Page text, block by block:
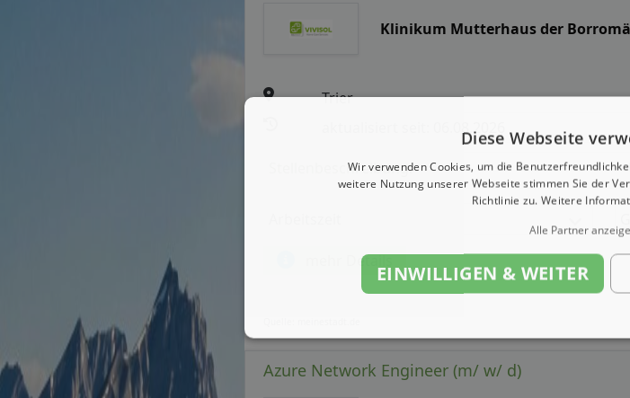
Klinikum Mutterhaus der
Trier
aktualisiert seit: 06.08.2026
Stellenbeschreibung:
mehr Details
Azure Network Engineer (m/ w/ d)
Diese Webseite
Wir verwenden Cookies, um die
weitere Nutzung unserer Webseite stimmen Sie der
Richtlinie zu. Weitere
Alle Partner
EINWILLIGEN & WEITER